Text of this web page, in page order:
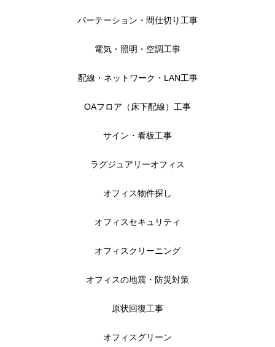
パーテーション・間仕切り工事
電気・照明・空調工事
配線・ネットワーク・LAN工事
OAフロア（床下配線）工事
サイン・看板工事
ラグジュアリーオフィス
オフィス物件探し
オフィスセキュリティ
オフィスクリーニング
オフィスの地震・防災対策
原状回復工事
オフィスグリーン